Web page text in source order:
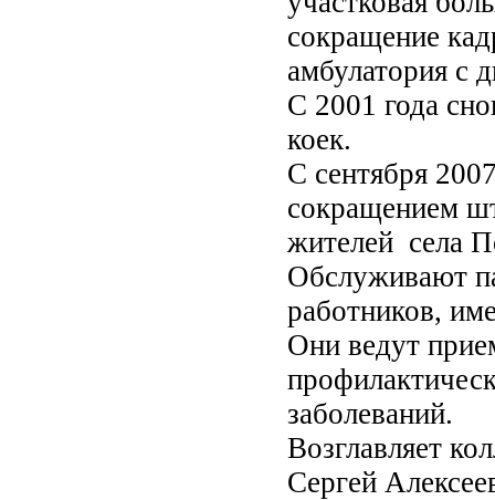
сокращение
амбулатория с
С 2001 года
коек.
С сентября
сокращением
жителей села
Обслуживают
работников,
Они ведут
заболеваний.
Возглавляет
Сергей